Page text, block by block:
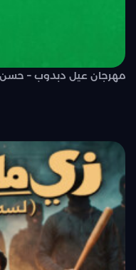
مهرجان عيل دبدوب – حسن